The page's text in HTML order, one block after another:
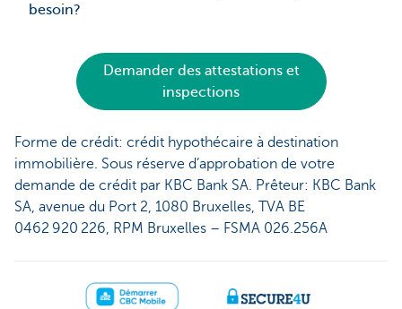
besoin?
Demander des attestations et
inspections
Forme de crédit: crédit hypothécaire à destination
immobilière. Sous réserve d’approbation de votre
demande de crédit par KBC Bank SA. Prêteur: KBC Bank
SA, avenue du Port 2, 1080 Bruxelles, TVA BE
0462 920 226, RPM Bruxelles – FSMA 026.256A